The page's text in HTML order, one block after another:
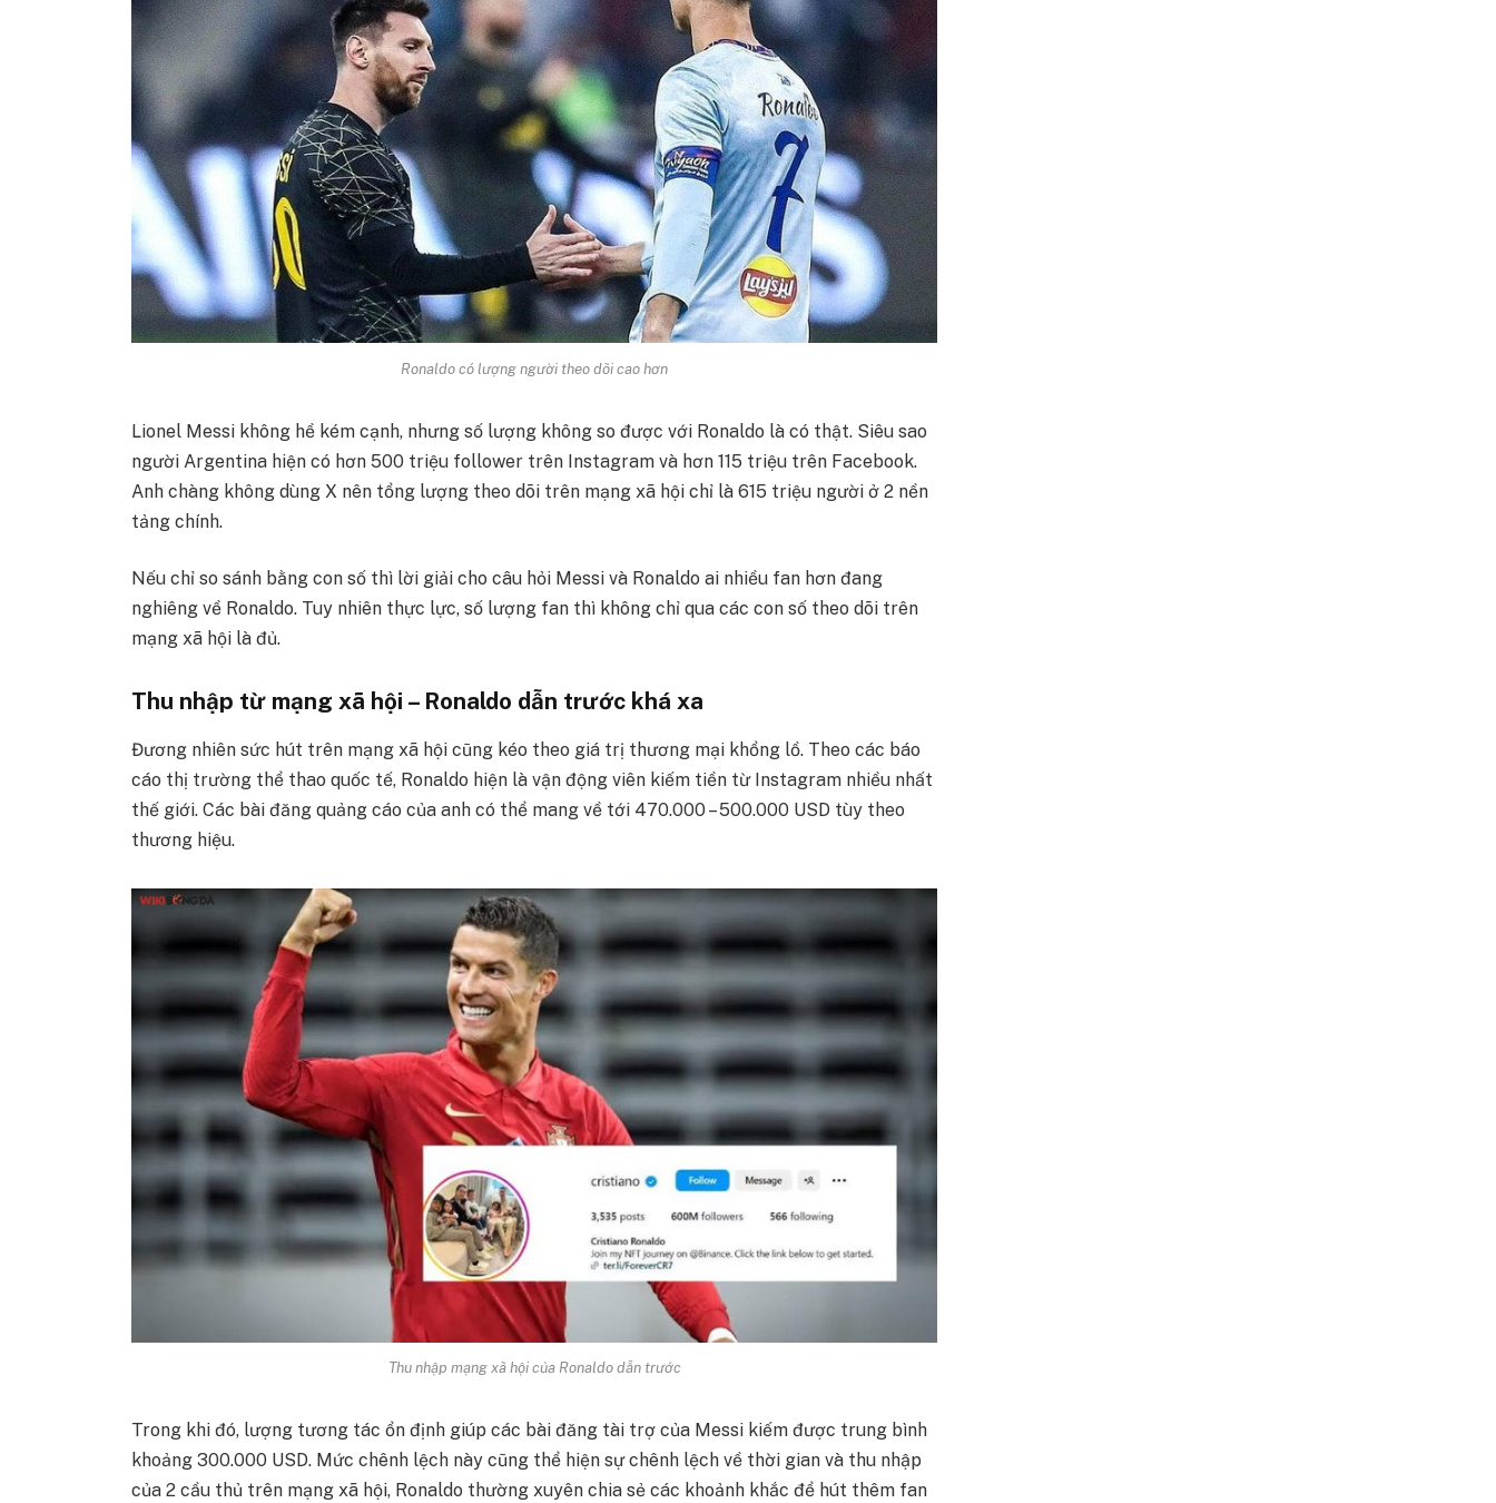
Ronaldo có lượng người theo dõi cao hơn
Lionel Messi không hề kém cạnh, nhưng số lượng không so được với Ronaldo là có thật. Siêu sao
người Argentina hiện có hơn 500 triệu follower trên Instagram và hơn 115 triệu trên Facebook.
Anh chàng không dùng X nên tổng lượng theo dõi trên mạng xã hội chỉ là 615 triệu người ở 2 nền
tảng chính.
Nếu chỉ so sánh bằng con số thì lời giải cho câu hỏi Messi và Ronaldo ai nhiều fan hơn đang
nghiêng về Ronaldo. Tuy nhiên thực lực, số lượng fan thì không chỉ qua các con số theo dõi trên
mạng xã hội là đủ.
Thu nhập từ mạng xã hội – Ronaldo dẫn trước khá xa
Đương nhiên sức hút trên mạng xã hội cũng kéo theo giá trị thương mại khổng lồ. Theo các báo
cáo thị trường thể thao quốc tế, Ronaldo hiện là vận động viên kiếm tiền từ Instagram nhiều nhất
thế giới. Các bài đăng quảng cáo của anh có thể mang về tới 470.000 – 500.000 USD tùy theo
thương hiệu.
Thu nhập mạng xã hội của Ronaldo dẫn trước
Trong khi đó, lượng tương tác ổn định giúp các bài đăng tài trợ của Messi kiếm được trung bình
khoảng 300.000 USD. Mức chênh lệch này cũng thể hiện sự chênh lệch về thời gian và thu nhập
của 2 cầu thủ trên mạng xã hội, Ronaldo thường xuyên chia sẻ các khoảnh khắc để hút thêm fan